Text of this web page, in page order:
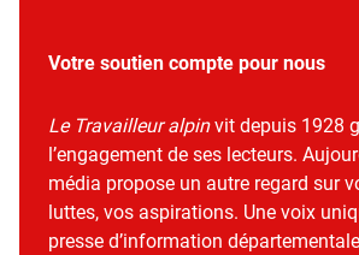
Votre soutien compte pour nous
Le Travailleur alpinvit depuis 1928
l’engagement de ses lecteurs.
média propose un autre regard sur
luttes, vos aspirations. Une voix
presse d’information